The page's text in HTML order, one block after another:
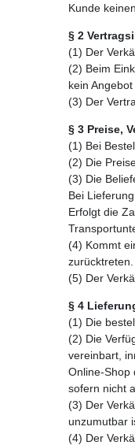
Kunde
§ 2
(1) Der
(2) Beim
kein
(3) Der
§ 3 Preise,
(1) Bei
(2) Die
(3) Die
Bei
Erfolgt die
(4) Kommt
zurücktreten.
(5) Der
§ 4
(1) Die
(2) Die
vereinbart,
Online-Shop
sofern nicht
(3) Der
unzumutbar
(4) Der